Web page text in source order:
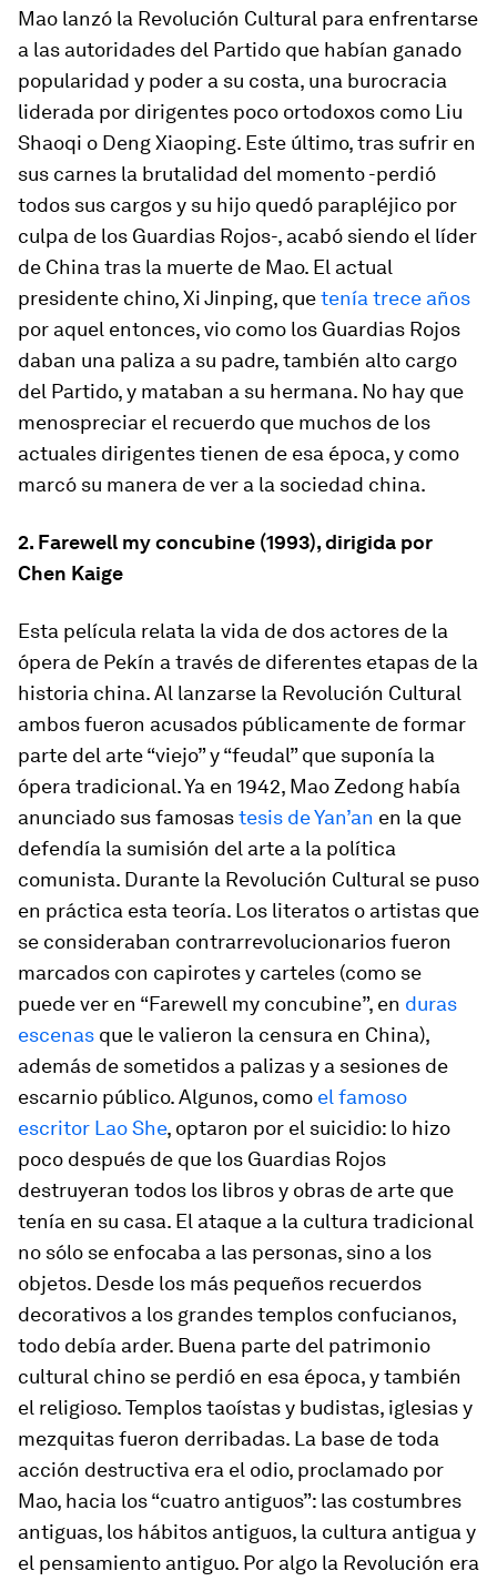
Mao lanzó la Revolución Cultural para enfrentarse
a las autoridades del Partido que habían ganado
popularidad y poder a su costa, una burocracia
liderada por dirigentes poco ortodoxos como Liu
Shaoqi o Deng Xiaoping. Este último, tras sufrir en
sus carnes la brutalidad del momento -perdió
todos sus cargos y su hijo quedó parapléjico por
culpa de los Guardias Rojos-, acabó siendo el líder
de China tras la muerte de Mao. El actual
presidente chino, Xi Jinping, quetenía trece años
por aquel entonces, vio como los Guardias Rojos
daban una paliza a su padre, también alto cargo
del Partido, y mataban a su hermana. No hay que
menospreciar el recuerdo que muchos de los
actuales dirigentes tienen de esa época, y como
marcó su manera de ver a la sociedad china.
2. Farewell my concubine (1993), dirigida por
Chen Kaige
Esta película relata la vida de dos actores de la
ópera de Pekín a través de diferentes etapas de la
historia china. Al lanzarse la Revolución Cultural
ambos fueron acusados públicamente de formar
parte del arte “viejo” y “feudal” que suponía la
ópera tradicional. Ya en 1942, Mao Zedong había
anunciado sus famosastesis de Yan’an en la que
defendía la sumisión del arte a la política
comunista. Durante la Revolución Cultural se puso
en práctica esta teoría. Los literatos o artistas que
se consideraban contrarrevolucionarios fueron
marcados con capirotes y carteles (como se
puede ver en “Farewell my concubine”, en duras
escenas que le valieron la censura en China),
además de sometidos a palizas y a sesiones de
escarnio público. Algunos, como el famoso
escritor Lao She, optaron por el suicidio: lo hizo
poco después de que los Guardias Rojos
destruyeran todos los libros y obras de arte que
tenía en su casa. El ataque a la cultura tradicional
no sólo se enfocaba a las personas, sino a los
objetos. Desde los más pequeños recuerdos
decorativos a los grandes templos confucianos,
todo debía arder. Buena parte del patrimonio
cultural chino se perdió en esa época, y también
el religioso. Templos taoístas y budistas, iglesias y
mezquitas fueron derribadas. La base de toda
acción destructiva era el odio, proclamado por
Mao, hacia los “cuatro antiguos”: las costumbres
antiguas, los hábitos antiguos, la cultura antigua y
el pensamiento antiguo. Por algo la Revolución era